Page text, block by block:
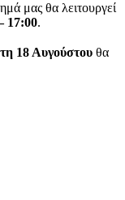
μας θα λειτουργεί
17:00.
18 Αυγούστου θα